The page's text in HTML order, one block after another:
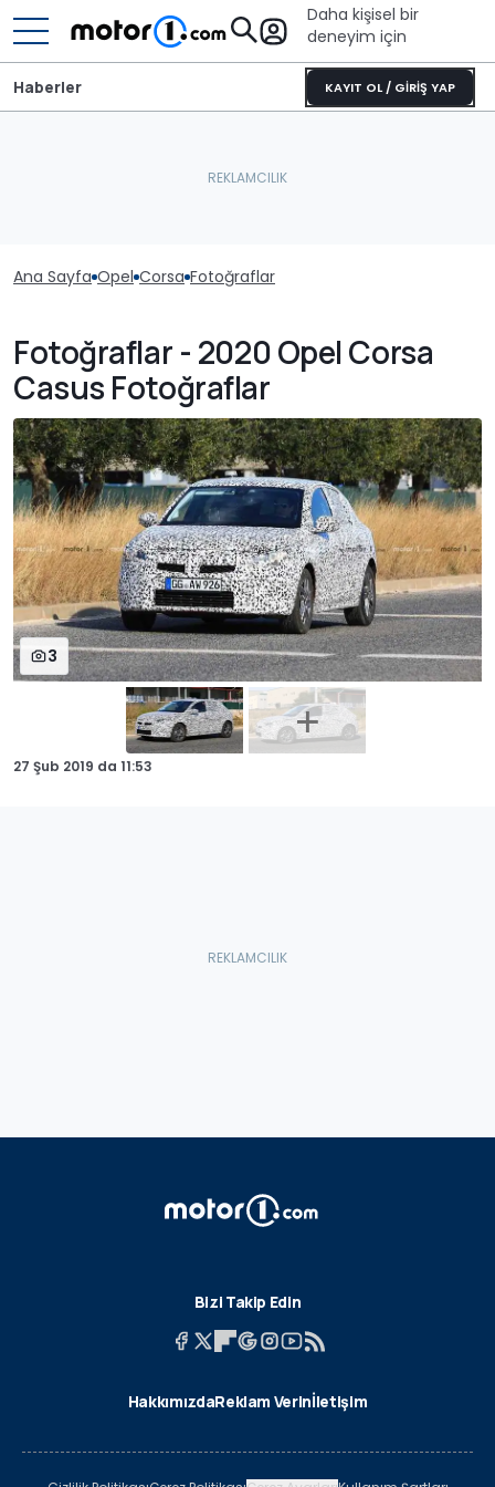
Daha kişisel bir
deneyim için
KAYIT OL / GİRİŞ YAP
Haberler
Ana Sayfa Opel Corsa Fotoğraflar
Fotoğraflar - 2020 Opel Corsa
Casus Fotoğraflar
3
27 Şub 2019 da 11:53
Bizi Takip Edin
HakkımızdaReklam Verinİletişim